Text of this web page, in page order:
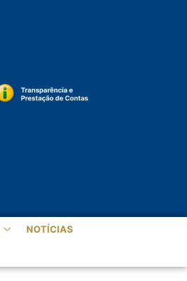
NOTÍCIAS